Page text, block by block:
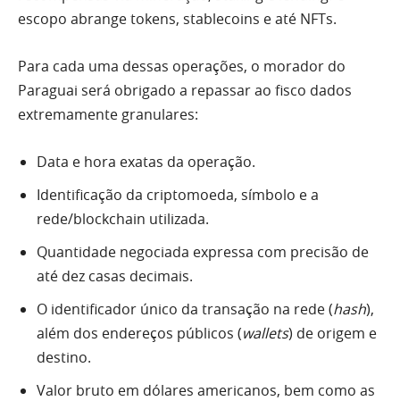
escopo abrange tokens, stablecoins e até NFTs.
Para cada uma dessas operações, o morador do
Paraguai será obrigado a repassar ao fisco dados
extremamente granulares:
Data e hora exatas da operação.
Identificação da criptomoeda, símbolo e a
rede/blockchain utilizada.
Quantidade negociada expressa com precisão de
até dez casas decimais.
O identificador único da transação na rede (hash),
além dos endereços públicos (wallets) de origem e
destino.
Valor bruto em dólares americanos, bem como as